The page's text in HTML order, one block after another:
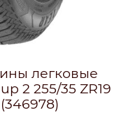
легковые
2 255/35 ZR19